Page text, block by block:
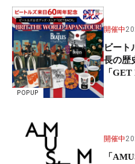
POPUP
開催中
ビー
長の歴
「
開催中
「